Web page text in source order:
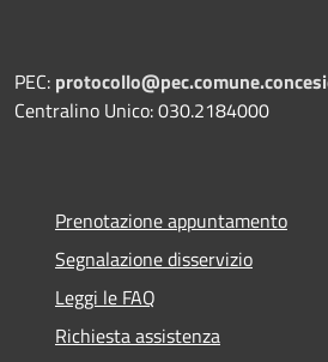
PEC:
Centralino Unico: 030.2184000
Prenotazione appuntamento
Segnalazione disservizio
Leggi le FAQ
Richiesta assistenza